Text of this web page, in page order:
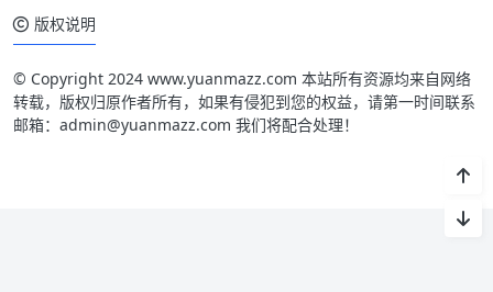
版权说明
© Copyright 2024 www.yuanmazz.com 本站所有资源均来自网络
转载，版权归原作者所有，如果有侵犯到您的权益，请第一时间联系
邮箱：admin@yuanmazz.com 我们将配合处理！